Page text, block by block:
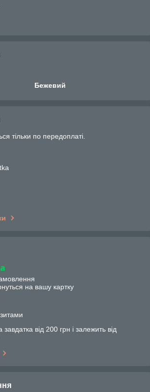
Бежевий
тільки по передоплаті.
на вашу картку
від 200 грн і залежить від